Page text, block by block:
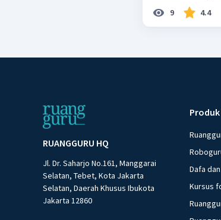
9 4.4
RUANGGURU HQ
Jl. Dr. Saharjo No.161, Manggarai
Selatan, Tebet, Kota Jakarta
Selatan, Daerah Khusus Ibukota
Jakarta 12860
Dafa
Kursus